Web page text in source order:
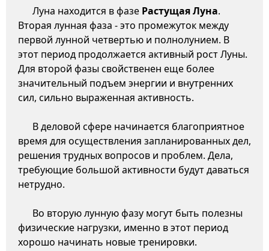
Луна находится в фазе Растущая Луна.
Вторая лунная фаза - это промежуток между
первой лунной четвертью и полнолунием. В
этот период продолжается активный рост Луны.
Для второй фазы свойственен еще более
значительный подъем энергии и внутренних
сил, сильно выраженная активность.
В деловой сфере начинается благоприятное
время для осуществления запланированных дел,
решения трудных вопросов и проблем. Дела,
требующие большой активности будут даваться
нетрудно.
Во вторую лунную фазу могут быть полезны
физические нагрузки, именно в этот период
хорошо начинать новые тренировки.